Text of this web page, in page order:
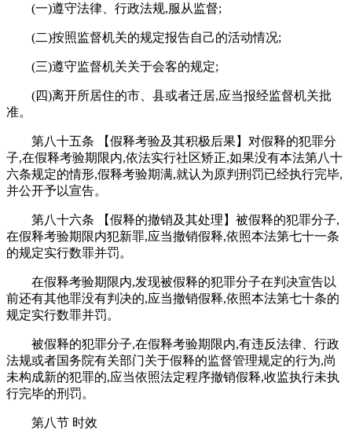
(一)遵守法律、行政法规,服从监督;
(二)按照监督机关的规定报告自己的活动情况;
(三)遵守监督机关关于会客的规定;
(四)离开所居住的市、县或者迁居,应当报经监督机关批
准。
第八十五条 【假释考验及其积极后果】对假释的犯罪分
子,在假释考验期限内,依法实行社区矫正,如果没有本法第八十
六条规定的情形,假释考验期满,就认为原判刑罚已经执行完毕,
并公开予以宣告。
第八十六条 【假释的撤销及其处理】被假释的犯罪分子,
在假释考验期限内犯新罪,应当撤销假释,依照本法第七十一条
的规定实行数罪并罚。
在假释考验期限内,发现被假释的犯罪分子在判决宣告以
前还有其他罪没有判决的,应当撤销假释,依照本法第七十条的
规定实行数罪并罚。
被假释的犯罪分子,在假释考验期限内,有违反法律、行政
法规或者国务院有关部门关于假释的监督管理规定的行为,尚
未构成新的犯罪的,应当依照法定程序撤销假释,收监执行未执
行完毕的刑罚。
第八节 时效